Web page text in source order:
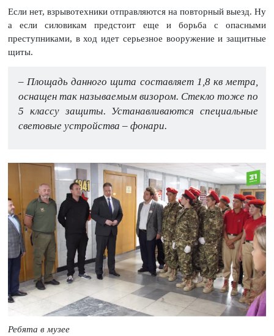
Если нет, взрывотехники отправляются на повторный выезд. Ну
а если силовикам предстоит еще и борьба с опасными
преступниками, в ход идет серьезное вооружение и защитные
щиты.
– Площадь данного щита составляет 1,8 кв метра,
оснащен так называемым визором. Стекло тоже по
5 классу защиты. Устанавливаются специальные
световые устройства – фонари.
Ребята в музее